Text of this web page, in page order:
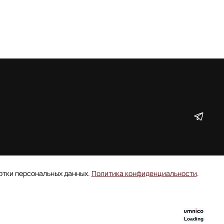
персональных данных. Политика конфиденциальности.
Loading